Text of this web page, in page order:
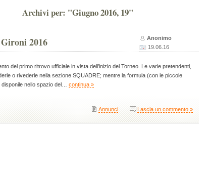
Archivi per: "Giugno 2016, 19"
Anonimo
19.06.16
2016
del primo ritrovo ufficiale in vista dell’inizio del Torneo. Le varie pretendenti,
o rivederle nella sezione SQUADRE; mentre la formula (con le piccole
nello spazio del… continua »
Annunci Lascia un commento »